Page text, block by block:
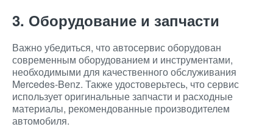
3. Оборудование и запчасти
Важно убедиться, что автосервис оборудован
современным оборудованием и инструментами,
необходимыми для качественного обслуживания
Mercedes-Benz. Также удостоверьтесь, что сервис
использует оригинальные запчасти и расходные
материалы, рекомендованные производителем
автомобиля.